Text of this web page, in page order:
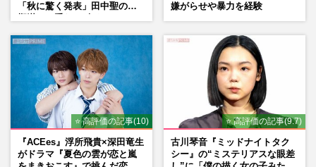
「秋に驚く発表」田中聖の刑
嫌がらせや暴力を経験
⭐ 高評価の記事(10)
『ACEes』浮所飛貴×深田竜生
がドラマ『夏色の雲が恋と嵐
⭐ 高評価の記事(9.7)
古川琴音『ミッドナイトタク
シー』の“ミステリアスな眼差